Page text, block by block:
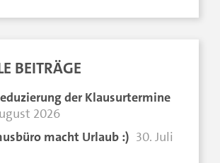
BEITRÄGE
der Klausurtermine
2026
macht Urlaub :) 30. Juli